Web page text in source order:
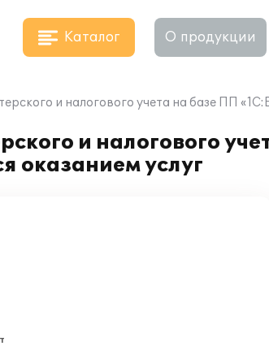
Каталог О продукции
и налогового учета на базе ПП
и налогового
оказанием услуг